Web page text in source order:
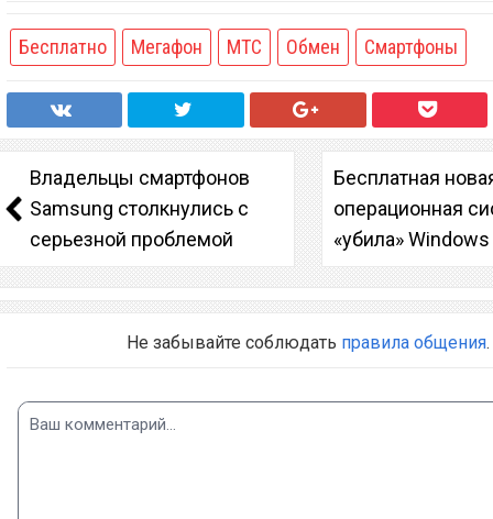
Бесплатно Мегафон МТС Обмен Смартфоны
Владельцы смартфонов
Samsung столкнулись с
серьезной проблемой
Бесплатная
операционная
«убила»
Не забывайте соблюдать правила общения.